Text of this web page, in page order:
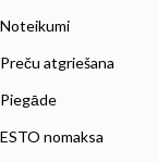
Noteikumi
Preču atgriešana
Piegāde
ESTO nomaksa